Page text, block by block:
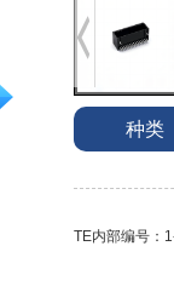
种类
TE内部编号：